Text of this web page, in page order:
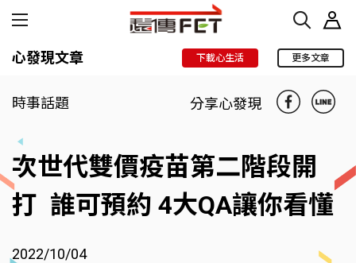
心發現文章 下載心生活 更多文章
時事話題 分享心發現
次世代雙價疫苗第二階段開
打 誰可預約 4大QA讓你看懂
2022/10/04